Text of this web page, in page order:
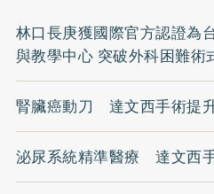
林口長庚獲國際官方認證為
與教學中心 突破外科困難
腎臟癌動刀 達文西手術提
泌尿系統精準醫療 達文西